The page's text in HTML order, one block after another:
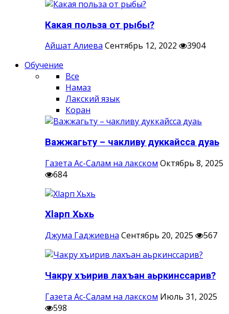
Какая польза от рыбы?
Айшат Алиева Сентябрь 12, 2022
3904
Обучение
Все
Намаз
Лакский язык
Коран
Важжагьту – чакливу дуккайсса дуаь
Газета Ас-Салам на лакском Октябрь 8, 2025
684
Хlарп Хьхь
Джума Гаджиевна Сентябрь 20, 2025 567
Чакру хъирив лахъан аьркинссарив?
Газета Ас-Салам на лакском Июль 31, 2025
598